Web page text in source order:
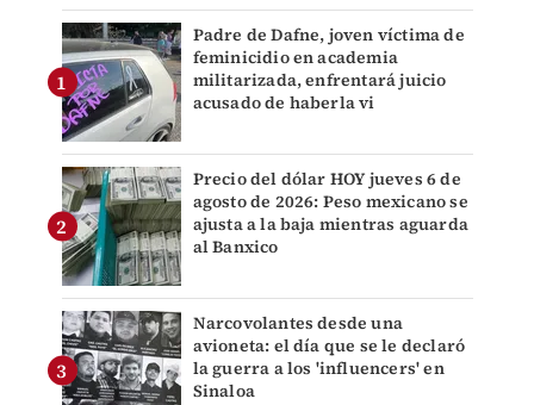
Padre de Dafne, joven víctima de
feminicidio en academia
militarizada, enfrentará juicio
acusado de haberla vi
Precio del dólar HOY jueves 6 de
agosto de 2026: Peso mexicano se
ajusta a la baja mientras aguarda
al Banxico
Narcovolantes desde una
avioneta: el día que se le declaró
la guerra a los 'influencers' en
Sinaloa